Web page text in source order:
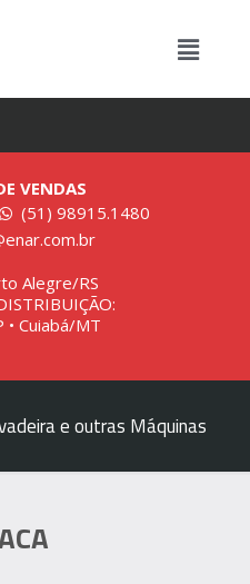
VENDAS
(51) 98915.1480
Alegre/RS
• Cuiabá/MT
e outras Máquinas